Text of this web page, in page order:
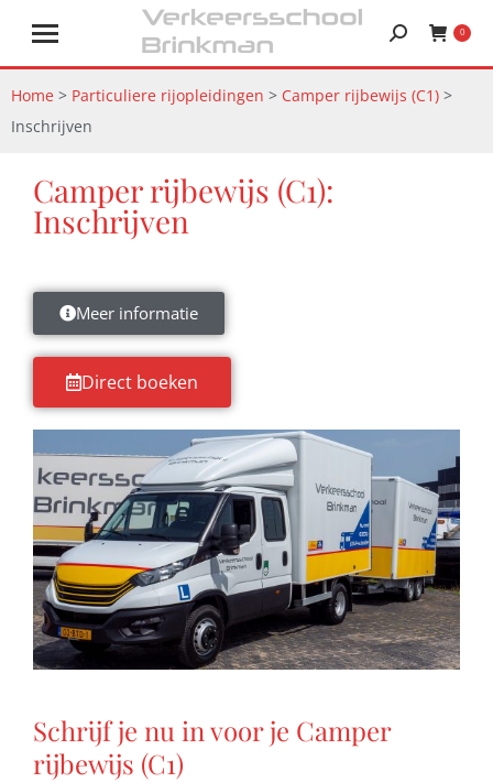
0
Home > Particuliere rijopleidingen > Camper rijbewijs (C1) >
Inschrijven
Camper rijbewijs (C1):
Inschrijven
Meer informatie
Direct boeken
Schrijf je nu in voor je Camper
rijbewijs (C1)